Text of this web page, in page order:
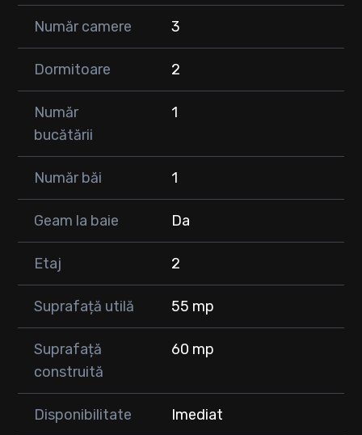
🔧 Dotări:
• Aer condiționat
• Centrală termică proprie
• Bucătărie complet echipată
• Internet
• Bloc cu 10 apartamente
• Construcție bine întreținută, atmosferă liniștită
📍 Zonă liniștită, cu acces facil către:
• Școli și grădinițe
• Parcuri și zone verzi
💰 Preț: 139.900 €
📞 Detalii și vizionări:
☎️ 0747 353 752
Număr camere 3
Dormitoare 2
Număr
bucătării
1
Număr băi 1
Geam la baie Da
Etaj 2
Suprafață utilă 55 mp
Suprafață
construită
60 mp
Disponibilitate Imediat